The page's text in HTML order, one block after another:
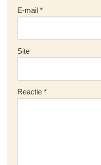
E-mail *
Site
Reactie *